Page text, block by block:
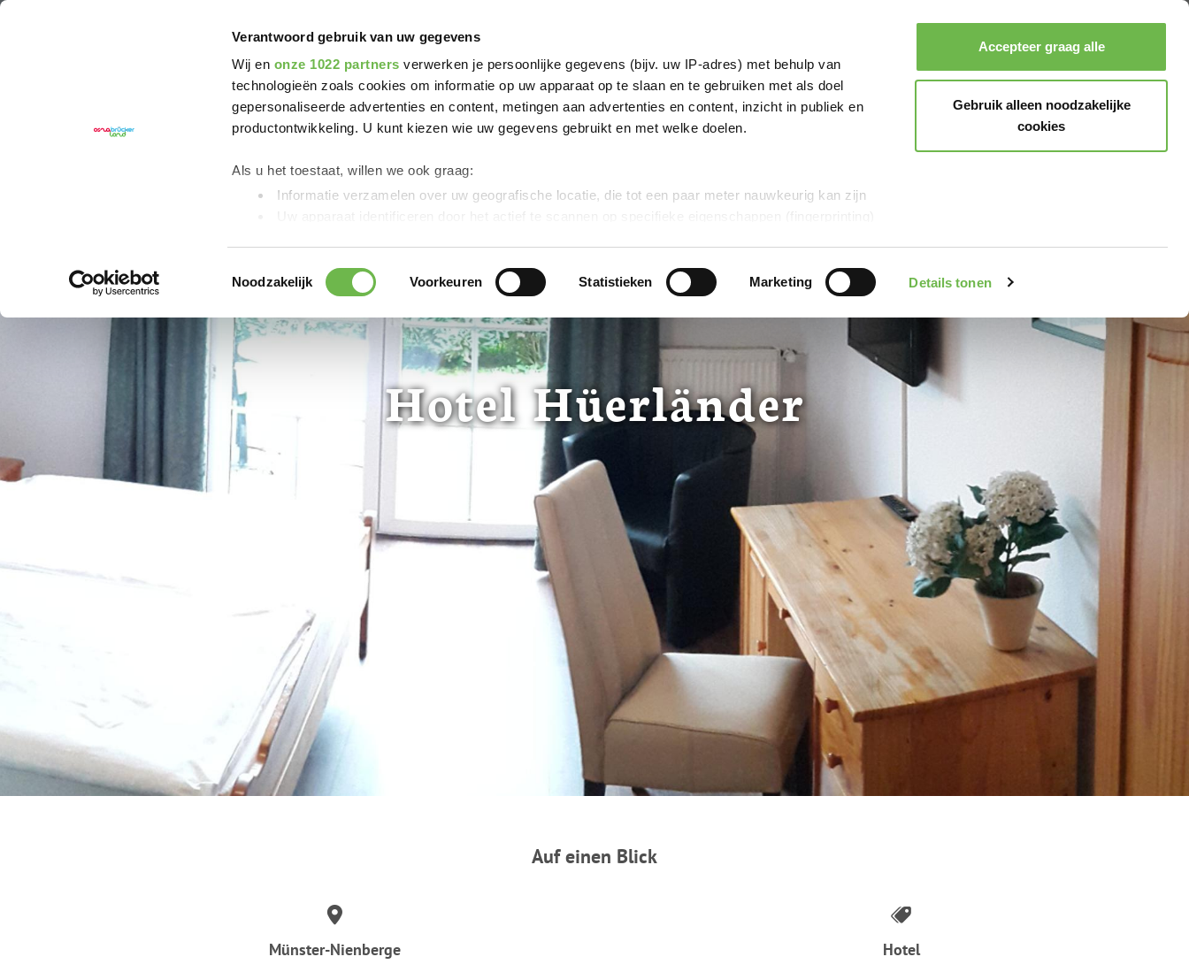
Verantwoord gebruik van uw gegevens
Wij en onze 1022 partners verwerken je persoonlijke gegevens (bijv. uw IP-adres) met behulp van
technologieën zoals cookies om informatie op uw apparaat op te slaan en te gebruiken met als doel
gepersonaliseerde advertenties en content, metingen aan advertenties en content, inzicht in publiek en
productontwikkeling. U kunt kiezen wie uw gegevens gebruikt en met welke doelen.
Als u het toestaat, willen we ook graag:
Informatie verzamelen over uw geografische locatie, die tot een paar meter nauwkeurig kan zijn
bieden en om ons websiteverkeer te analyseren.Dank u voor uw steun aan ons werk!
Kennisgeving van de verwerking van uw gegevens die op deze website in de VS door Google en
YouTube worden verzameld:Door te klikken op "Accepteer graag alle" of door „Voorkeuren“,
„Statistieken“ of „Marketing“ aan te vinken en te klikken op "Selectie handmatig instellen", stemt u er
ook mee in dat uw gegevens in de VS worden verwerkt in overeenstemming met Art. 49 (1) zin 1 lit. a
DSGVO. De VS zijn door het Europees Hof van Justitie beoordeeld als een land met een ontoereikend
niveau van gegevensbescherming volgens EU-normen. In het bijzonder bestaat het risico dat uw
gegevens door de Amerikaanse autoriteiten worden verwerkt voor controle- en toezichtdoeleinden,
mogelijk ook zonder enig rechtsmiddel. Indien u op "Selectie handmatig instellen" klikt en geen van de
keuzevakken (voorkeuren, statistieken of marketing) hebt geselecteerd, zal de hierboven beschreven
overdracht niet plaatsvinden. Voor meer informatie, zie onze privacyverklaring.
We geven u hier graag meer gedetailleerde informatie:
Privacybeleid
Toestemmingsselectie
Noodzakelijk Voorkeuren Statistieken Marketing Details tonen
Accepteer graag alle
Gebruik alleen noodzakelijke
cookies
Hotel Hüerländer
Auf einen Blick
Münster-Nienberge Hotel